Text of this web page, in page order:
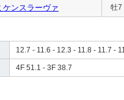
ケンスラーヴァ 牡7
12.7 - 11.6 - 12.3 - 11.8 - 11.7 -
4F 51.1 - 3F 38.7